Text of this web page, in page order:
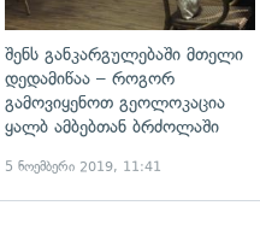
შენს განკარგულებაში მთელი
დედამიწაა – როგორ
გამოვიყენოთ გეოლოკაცია
ყალბ ამბებთან ბრძოლაში
5 ნოემბერი 2019, 11:41